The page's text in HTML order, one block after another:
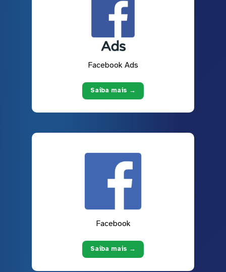
Facebook Ads
Saiba mais →
Facebook
Saiba mais →